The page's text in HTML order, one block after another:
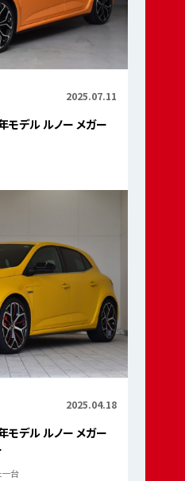
2025.07.11
モデル ルノー メガー
2025.04.18
モデル ルノー メガー
一台